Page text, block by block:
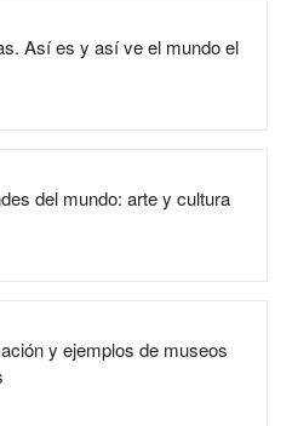
Así es y así ve el mundo el
del mundo: arte y cultura
y ejemplos de museos